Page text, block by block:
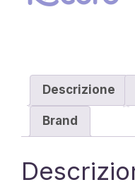
Descrizione
Brand